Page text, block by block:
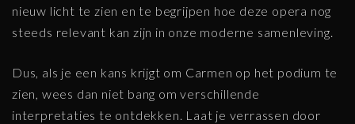
nieuw licht te zien en te begrijpen hoe deze opera nog
steeds relevant kan zijn in onze moderne samenleving.
Dus, als je een kans krijgt om Carmen op het podium te
zien, wees dan niet bang om verschillende
interpretaties te ontdekken. Laat je verrassen door